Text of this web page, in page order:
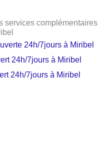
services complémentaires
24h/7jours à Miribel
24h/7jours à Miribel
24h/7jours à Miribel